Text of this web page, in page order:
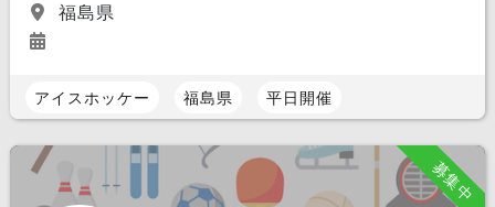
福島県
アイスホッケー 福島県 平日開催
募集中